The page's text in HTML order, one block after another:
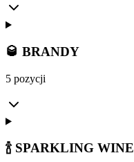
🥃 BRANDY
5 pozycji
🍾 SPARKLING WINE